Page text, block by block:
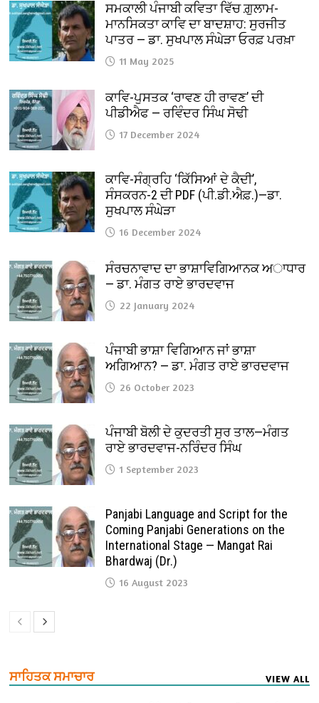
ਸਮਕਾਲੀ ਪੰਜਾਬੀ ਕਵਿਤਾ ਵਿੱਚ ਗ਼ੁਲਾਮ-
ਮਾਨਸਿਕਤਾ ਕਾਵਿ ਦਾ ਬਾਦਸ਼ਾਹ: ਸੁਰਜੀਤ
ਪਾਤਰ — ਡਾ. ਸੁਖਪਾਲ ਸੰਘੇੜਾ ਓਰਫ਼ ਪਰਖ਼ਾ
11 May 2025
ਕਾਵਿ-ਪੁਸਤਕ ‘ਰਾਵਣ ਹੀ ਰਾਵਣ’ ਦੀ
ਪੀਡੀਐਫ — ਰਵਿੰਦਰ ਸਿੰਘ ਸੋਢੀ
17 December 2024
ਕਾਵਿ-ਸੰਗ੍ਰਹਿ ‘ਕਿੱਸਿਆਂ ਦੇ ਕੈਦੀ’,
ਸੰਸਕਰਨ-2 ਦੀ PDF (ਪੀ.ਡੀ.ਐਫ਼.)—ਡਾ.
ਸੁਖਪਾਲ ਸੰਘੇੜਾ
16 December 2024
ਸੰਰਚਨਾਵਾਦ ਦਾ ਭਾਸ਼ਾਵਿਗਿਆਨਕ ਅਾਧਾਰ
— ਡਾ. ਮੰਗਤ ਰਾਏ ਭਾਰਦਵਾਜ
22 January 2024
ਪੰਜਾਬੀ ਭਾਸ਼ਾ ਵਿਗਿਆਨ ਜਾਂ ਭਾਸ਼ਾ
ਅਗਿਆਨ? — ਡਾ. ਮੰਗਤ ਰਾਏ ਭਾਰਦਵਾਜ
26 October 2023
ਪੰਜਾਬੀ ਬੋਲੀ ਦੇ ਕੁਦਰਤੀ ਸੁਰ ਤਾਲ—ਮੰਗਤ
ਰਾਏ ਭਾਰਦਵਾਜ-ਨਰਿੰਦਰ ਸਿੰਘ
1 September 2023
Panjabi Language and Script for the
Coming Panjabi Generations on the
International Stage — Mangat Rai
Bhardwaj (Dr.)
16 August 2023
ਸਾਹਿਤਕ ਸਮਾਚਾਰ VIEW ALL